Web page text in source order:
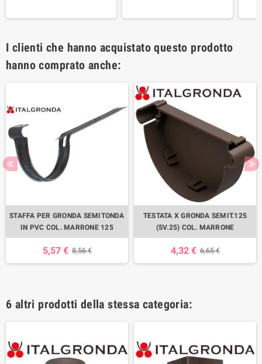
I clienti che hanno acquistato questo prodotto
hanno comprato anche:
STAFFA PER GRONDA SEMITONDA
IN PVC COL. MARRONE 125
5,57 € 8,56 €
TESTATA X GRONDA SEMIT.125
(SV.25) COL. MARRONE
4,32 € 6,65 €
6 altri prodotti della stessa categoria: